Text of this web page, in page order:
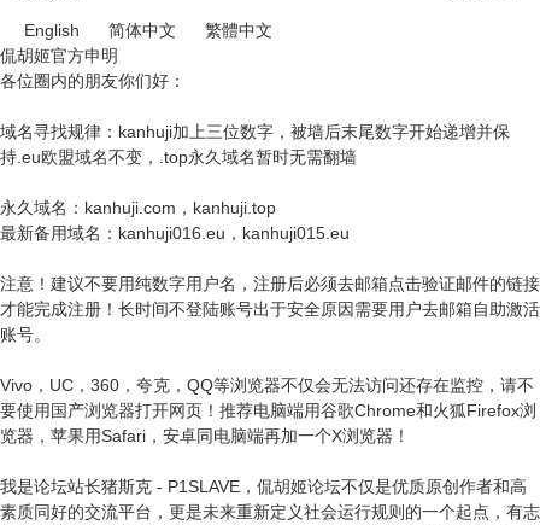
English 简体中文
繁體中文
侃胡姬官方申明
各位圈内的朋友你们好：
域名寻找规律：kanhuji加上三位数字，被墙后末尾数字开始递增并保
持.eu欧盟域名不变，.top永久域名暂时无需翻墙
永久域名：kanhuji.com，kanhuji.top
最新备用域名：kanhuji016.eu，kanhuji015.eu
注意！建议不要用纯数字用户名，注册后必须去邮箱点击验证邮件的链接
才能完成注册！长时间不登陆账号出于安全原因需要用户去邮箱自助激活
账号。
Vivo，UC，360，夸克，QQ等浏览器不仅会无法访问还存在监控，请不
要使用国产浏览器打开网页！推荐电脑端用谷歌Chrome和火狐Firefox浏
览器，苹果用Safari，安卓同电脑端再加一个X浏览器！
我是论坛站长猪斯克 - P1SLAVE，侃胡姬论坛不仅是优质原创作者和高
素质同好的交流平台，更是未来重新定义社会运行规则的一个起点，有志